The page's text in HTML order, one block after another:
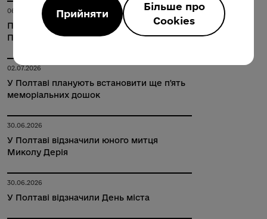
06.07.2026
Привітали з 90-річчям мешканку
Полтавської громади Валентину Співак
02.07.2026
У Полтаві планують встановити ще п'ять
меморіальних дошок
30.06.2026
У Полтаві відзначили юного митця
Миколу Дерія
30.06.2026
У Полтаві відзначили День міста
Прийняти
Більше про
Cookies